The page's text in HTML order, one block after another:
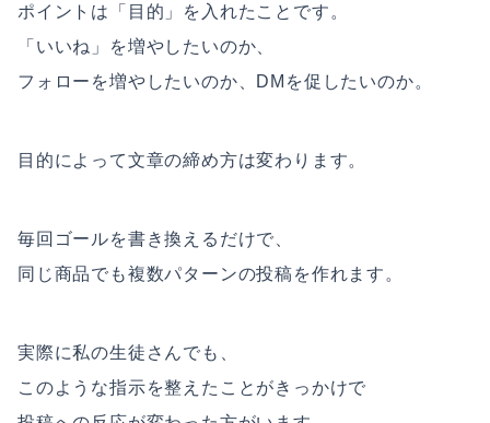
ポイントは「目的」を入れたことです。
「いいね」を増やしたいのか、
フォローを増やしたいのか、DMを促したいのか。
目的によって文章の締め方は変わります。
毎回ゴールを書き換えるだけで、
同じ商品でも複数パターンの投稿を作れます。
実際に私の生徒さんでも、
このような指示を整えたことがきっかけで